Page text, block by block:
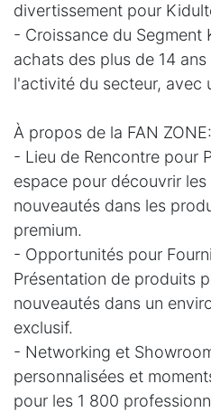
divertissement pour
- Croissance du Segment
achats des plus de 14
l'activité du secteur, avec
À propos de la FAN ZONE:
- Lieu de Rencontre pour
espace pour découvrir
nouveautés dans les
premium.
- Opportunités pour
Présentation de produits
nouveautés dans un
exclusif.
- Networking et
personnalisées et
pour les 1 800